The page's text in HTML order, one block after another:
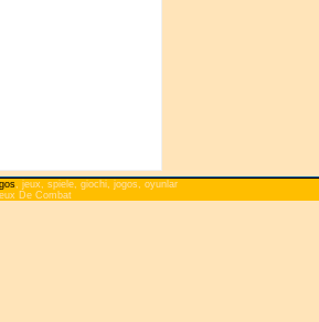
, jeux, spiele, giochi, jogos, oyunlar
De Combat